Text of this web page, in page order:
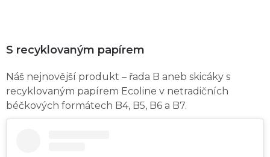
S recyklovaným papírem
Náš nejnovější produkt – řada B aneb skicáky s
recyklovaným papírem Ecoline v netradičních
béčkových formátech B4, B5, B6 a B7.